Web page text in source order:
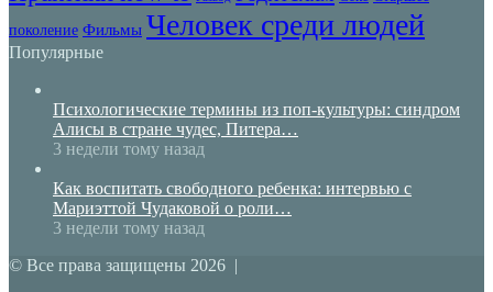
поколение Фильмы Человек среди людей
Популярные
Психологические термины из поп-культуры: синдром
Алисы в стране чудес, Питера…
3 недели тому назад
Как воспитать свободного ребенка: интервью с
Мариэттой Чудаковой о роли…
3 недели тому назад
© Все права защищены 2026 |